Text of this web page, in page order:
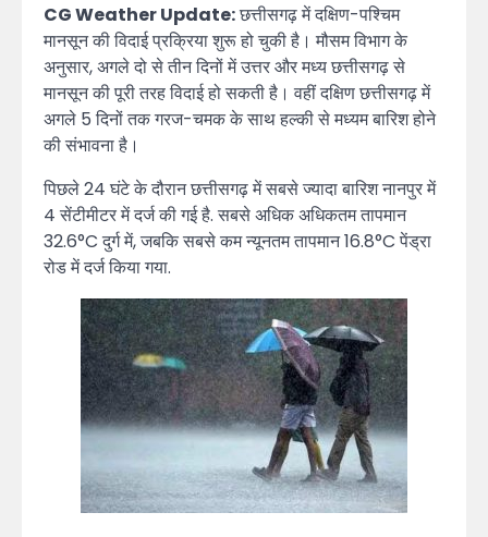
CG Weather Update:छत्तीसगढ़ में दक्षिण-पश्चिम
मानसून की विदाई प्रक्रिया शुरू हो चुकी है। मौसम विभाग के
अनुसार, अगले दो से तीन दिनों में उत्तर और मध्य छत्तीसगढ़ से
मानसून की पूरी तरह विदाई हो सकती है। वहीं दक्षिण छत्तीसगढ़ में
अगले 5 दिनों तक गरज-चमक के साथ हल्की से मध्यम बारिश होने
की संभावना है।
पिछले 24 घंटे के दौरान छत्तीसगढ़ में सबसे ज्यादा बारिश नानपुर में
4 सेंटीमीटर में दर्ज की गई है. सबसे अधिक अधिकतम तापमान
32.6°C दुर्ग में, जबकि सबसे कम न्यूनतम तापमान 16.8°C पेंड्रा
रोड में दर्ज किया गया.